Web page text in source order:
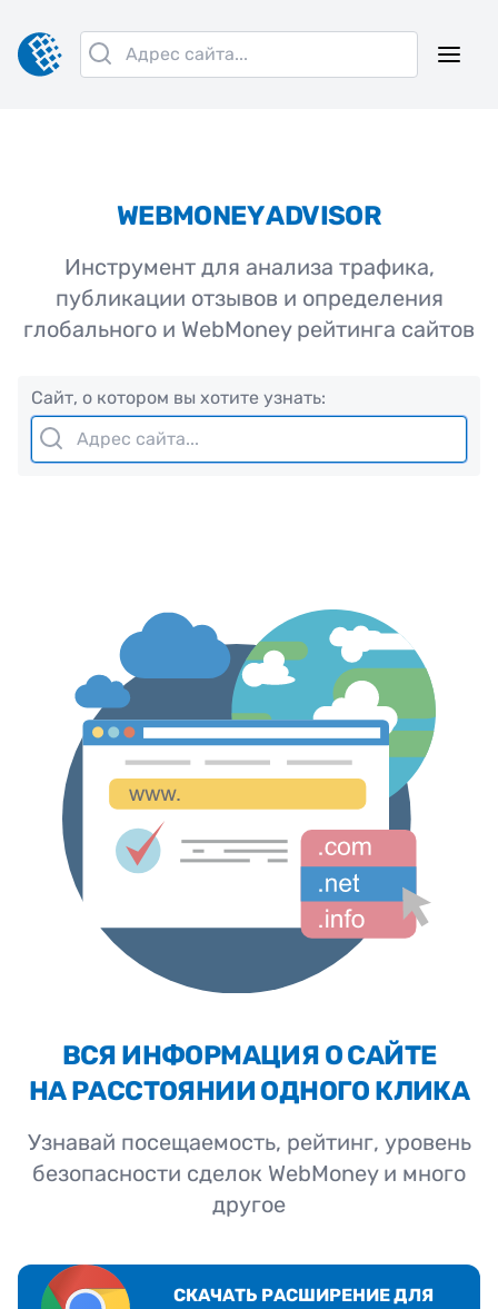
WEBMONEY ADVISOR
Инструмент для анализа трафика,
публикации отзывов и определения
глобального и WebMoney рейтинга сайтов
Сайт, о котором вы хотите узнать:
ВСЯ ИНФОРМАЦИЯ О САЙТЕ
НА РАССТОЯНИИ ОДНОГО КЛИКА
Узнавай посещаемость, рейтинг, уровень
безопасности сделок WebMoney и много
другое
СКАЧАТЬ РАСШИРЕНИЕ ДЛЯ